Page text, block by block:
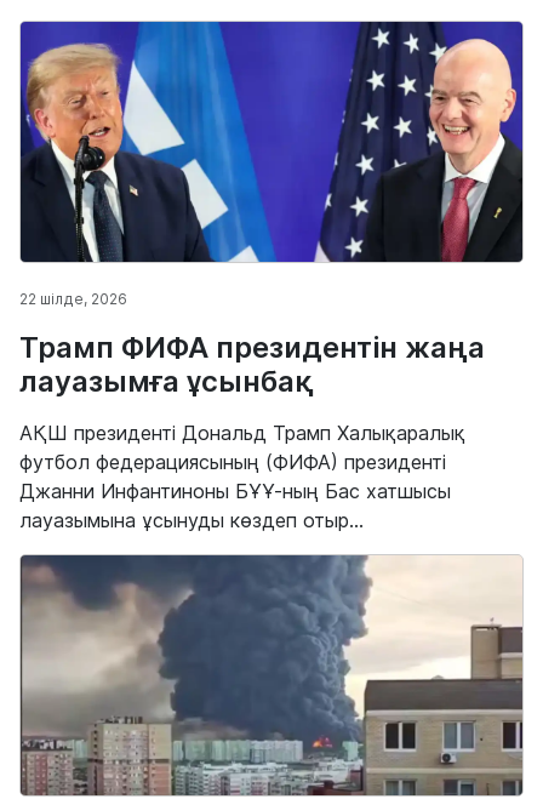
22 шілде, 2026
Трамп ФИФА президентін жаңа
лауазымға ұсынбақ
АҚШ президенті Дональд Трамп Халықаралық
футбол федерациясының (ФИФА) президенті
Джанни Инфантиноны БҰҰ-ның Бас хатшысы
лауазымына ұсынуды көздеп отыр...